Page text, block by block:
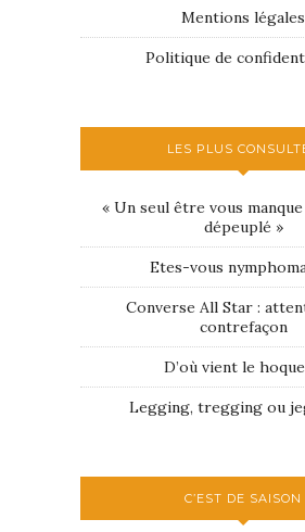
Mentions légales
Politique de
LES PLUS
« Un seul être vous
dépeuplé »
Etes-vous
Converse All Star :
contrefaçon
D’où vient le
Legging, tregging ou
C’EST DE SAISON